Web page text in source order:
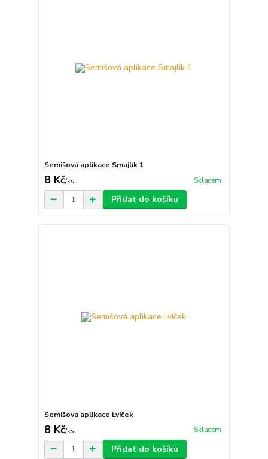
Semišová aplikace Smajlík 1
8 Kč/ks Skladem
Přidat do košíku
Semišová aplikace Lvíček
8 Kč/ks Skladem
Přidat do košíku